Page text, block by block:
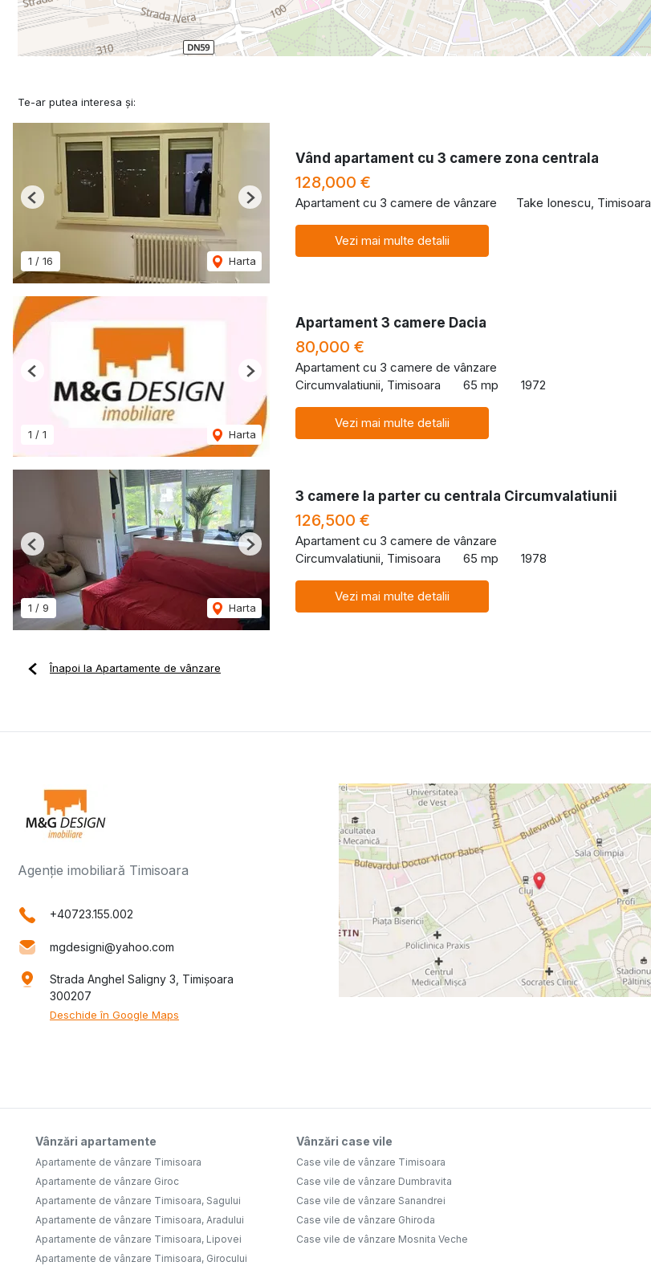
Te-ar putea interesa și:
1 / 16 Harta
Previous Next
Vând apartament cu 3 camere zona centrala
128,000 €
Apartament cu 3 camere de vânzare Take Ionescu, Timisoara
Vezi mai multe detalii
1 / 1 Harta
Previous Next
Apartament 3 camere Dacia
80,000 €
Apartament cu 3 camere de vânzare
Circumvalatiunii, Timisoara
65 mp 1972
Vezi mai multe detalii
1 / 9 Harta
Previous Next
3 camere la parter cu centrala Circumvalatiunii
126,500 €
Apartament cu 3 camere de vânzare
Circumvalatiunii, Timisoara
65 mp 1978
Vezi mai multe detalii
Înapoi la Apartamente de vânzare
Agenție imobiliară Timisoara
+40723.155.002
mgdesigni@yahoo.com
Strada Anghel Saligny 3, Timișoara
300207
Deschide în Google Maps
Vânzări apartamente
Apartamente de vânzare Timisoara
Apartamente de vânzare Giroc
Apartamente de vânzare Timisoara, Sagului
Apartamente de vânzare Timisoara, Aradului
Apartamente de vânzare Timisoara, Lipovei
Apartamente de vânzare Timisoara, Girocului
Vânzări case vile
Case vile de vânzare Timisoara
Case vile de vânzare Dumbravita
Case vile de vânzare Sanandrei
Case vile de vânzare Ghiroda
Case vile de vânzare Mosnita Veche